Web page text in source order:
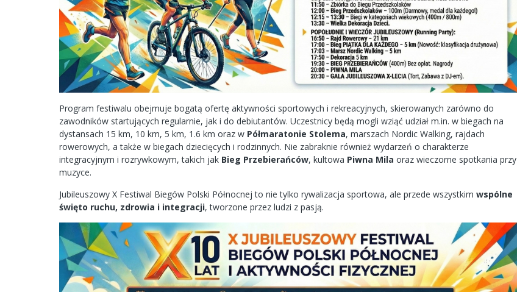
Program festiwalu obejmuje bogatą ofertę aktywności sportowych i rekreacyjnych, skierowanych zarówno do
zawodników startujących regularnie, jak i do debiutantów. Uczestnicy będą mogli wziąć udział m.in. w biegach na
dystansach 15 km, 10 km, 5 km, 1.6 km oraz w Półmaratonie Stolema, marszach Nordic Walking, rajdach
rowerowych, a także w biegach dziecięcych i rodzinnych. Nie zabraknie również wydarzeń o charakterze
integracyjnym i rozrywkowym, takich jak Bieg Przebierańców, kultowa Piwna Mila oraz wieczorne spotkania przy
muzyce.
Jubileuszowy X Festiwal Biegów Polski Północnej to nie tylko rywalizacja sportowa, ale przede wszystkim wspólne
święto ruchu, zdrowia i integracji, tworzone przez ludzi z pasją.